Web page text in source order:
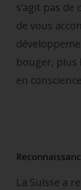
s’agit pas
de vous
bouger, plus
en
La Suisse a